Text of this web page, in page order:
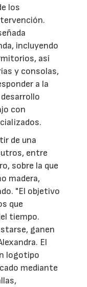
los
incluyendo
así
y consolas,
a la
con
de una
entre
sobre la que
madera,
"El objetivo
que
tiempo.
ganen
El
logotipo
mediante